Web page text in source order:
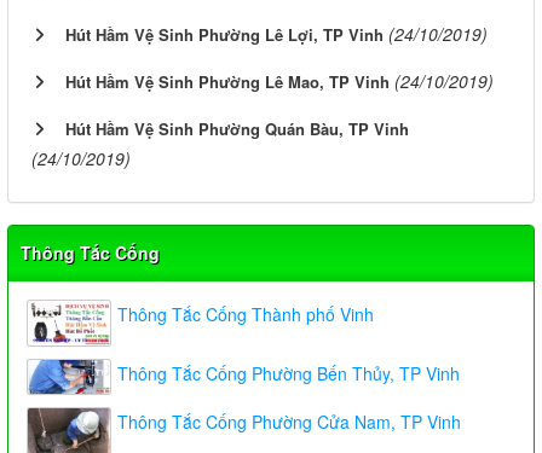
Hút Hầm Vệ Sinh Phường Lê Lợi, TP Vinh (24/10/2019)
Hút Hầm Vệ Sinh Phường Lê Mao, TP Vinh (24/10/2019)
Hút Hầm Vệ Sinh Phường Quán Bàu, TP Vinh
(24/10/2019)
Thông Tắc Cống
Thông Tắc Cống Thành phố Vinh
Thông Tắc Cống Phường Bến Thủy, TP Vinh
Thông Tắc Cống Phường Cửa Nam, TP Vinh